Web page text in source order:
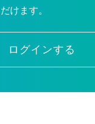
けます。
ログインする